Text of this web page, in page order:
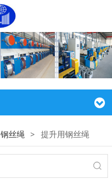
钢丝绳 > 提升用钢丝绳